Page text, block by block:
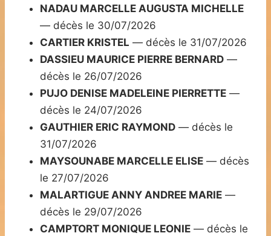
NADAU MARCELLE AUGUSTA MICHELLE
— décès le 30/07/2026
CARTIER KRISTEL — décès le 31/07/2026
DASSIEU MAURICE PIERRE BERNARD —
décès le 26/07/2026
PUJO DENISE MADELEINE PIERRETTE —
décès le 24/07/2026
GAUTHIER ERIC RAYMOND — décès le
31/07/2026
MAYSOUNABE MARCELLE ELISE — décès
le 27/07/2026
MALARTIGUE ANNY ANDREE MARIE —
décès le 29/07/2026
CAMPTORT MONIQUE LEONIE — décès le